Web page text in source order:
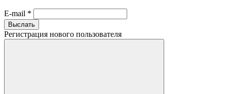
E-mail *
Выслать
Регистрация нового пользователя